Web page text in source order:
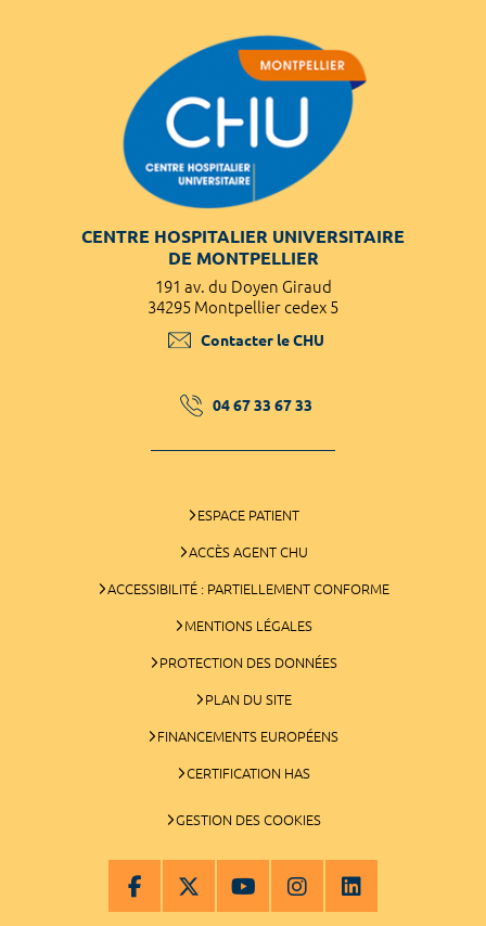
CENTRE HOSPITALIER UNIVERSITAIRE
DE MONTPELLIER
191 av. du Doyen Giraud
34295 Montpellier cedex 5
Contacter le CHU
04 67 33 67 33
ESPACE PATIENT
ACCÈS AGENT CHU
ACCESSIBILITÉ : PARTIELLEMENT CONFORME
MENTIONS LÉGALES
PROTECTION DES DONNÉES
PLAN DU SITE
FINANCEMENTS EUROPÉENS
CERTIFICATION HAS
GESTION DES COOKIES